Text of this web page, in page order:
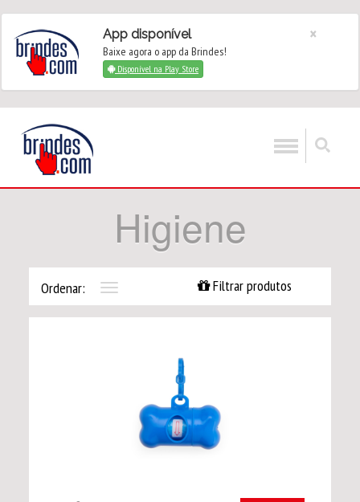
App disponível
Baixe agora o app da Brindes!
Disponível na Play Store
×
Higiene
Ordenar:
Toggle
navigation
Filtrar produtos